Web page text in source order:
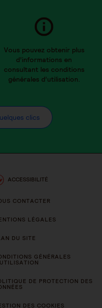
Vous pouvez obtenir plus
d’informations en
consultant les conditions
générales d’utilisation.
clics
ACCESSIBILITÉ
CONTACTER
LÉGALES
DU SITE
GÉNÉRALES
DE PROTECTION DES
DES COOKIES